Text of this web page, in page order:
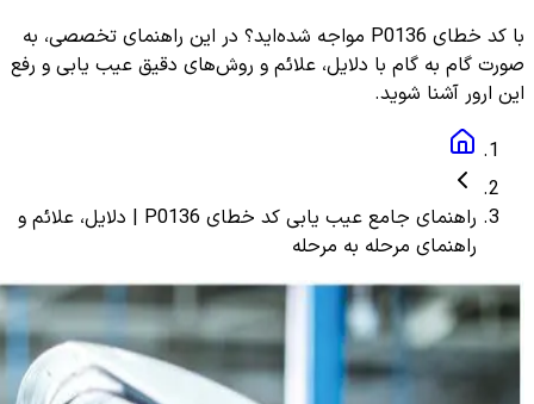
با کد خطای P0136 مواجه شده‌اید؟ در این راهنمای تخصصی، به
صورت گام به گام با دلایل، علائم و روش‌های دقیق عیب یابی و رفع
این ارور آشنا شوید.
راهنمای جامع عیب یابی کد خطای P0136 | دلایل، علائم و
راهنمای مرحله به مرحله